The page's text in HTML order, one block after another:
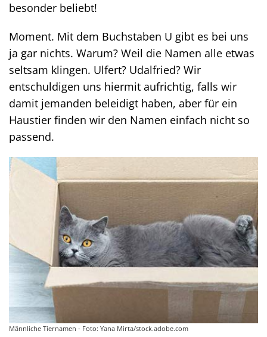
besonder beliebt!
Moment. Mit dem Buchstaben U gibt es bei uns
ja gar nichts. Warum? Weil die Namen alle etwas
seltsam klingen. Ulfert? Udalfried? Wir
entschuldigen uns hiermit aufrichtig, falls wir
damit jemanden beleidigt haben, aber für ein
Haustier finden wir den Namen einfach nicht so
passend.
Männliche Tiernamen - Foto: Yana Mirta/stock.adobe.com